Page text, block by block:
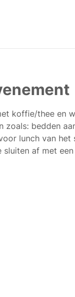
koffie/thee en
zoals: bedden
lunch van
sluiten af met